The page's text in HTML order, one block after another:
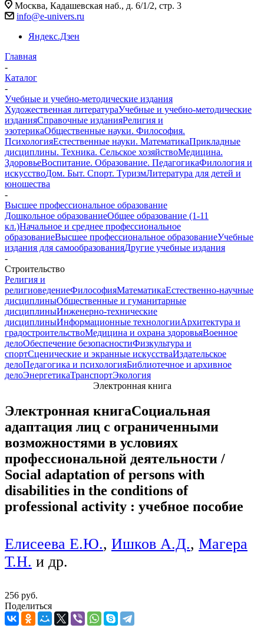
Москва, Кадашевская наб., д. 6/1/2, стр. 3
info@e-univers.ru
Яндекс.Дзен
Главная
-
Каталог
-
Учебные и учебно-методические издания
Художественная литератураУчебные и учебно-методические
изданияСправочные изданияРелигия и
эзотерикаОбщественные науки. Философия.
ПсихологияЕстественные науки. МатематикаПрикладные
дисциплины. Техника. Сельское хозяйствоМедицина.
ЗдоровьеВоспитание. Образование. ПедагогикаФилология и
искусствоДом. Быт. Спорт. ТуризмЛитература для детей и
юношества
-
Высшее профессиональное образование
Дошкольное образованиеОбщее образование (1-11
кл.)Начальное и среднее профессиональное
образованиеВысшее профессиональное образованиеУчебные
издания для самообразованияДругие учебные издания
-
Строительство
Религия и
религиоведениеФилософияМатематикаЕстественно-научные
дисциплиныОбщественные и гуманитарные
дисциплиныИнженерно-технические
дисциплиныИнформационные технологииАрхитектура и
градостроительствоМедицина и охрана здоровьяВоенное
делоОбеспечение безопасностиФизкультура и
спортСценические и экранные искусстваИздательское
делоПедагогика и психологияБиблиотечное и архивное
делоЭнергетикаТранспортЭкология
Электронная книга
Электронная книгаСоциальная
адаптация лиц с ограниченными
возможностями в условиях
профессиональной деятельности /
Social adaptation of persons with
disabilities in the conditions of
professional activity : учебное пособие
Елисеева Е.Ю., Ишков А.Д., Магера
Т.Н. и др.
256 руб.
Поделиться